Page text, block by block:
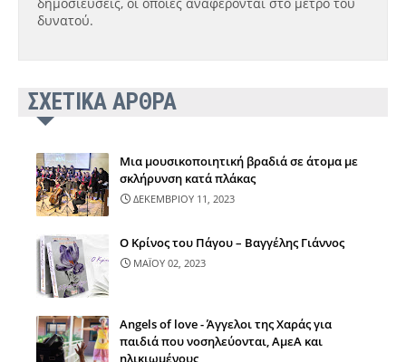
δυνατού.
ΣΧΕΤΙΚΑ ΑΡΘΡΑ
Μια μουσικοποιητική βραδιά σε άτομα με
σκλήρυνση κατά πλάκας
ΔΕΚΕΜΒΡΙΟΥ 11, 2023
Ο Κρίνος του Πάγου – Βαγγέλης Γιάννος
ΜΑΪΟΥ 02, 2023
Angels of love - Άγγελοι της Χαράς για
παιδιά που νοσηλεύονται, ΑμεΑ και
ηλικιωμένους